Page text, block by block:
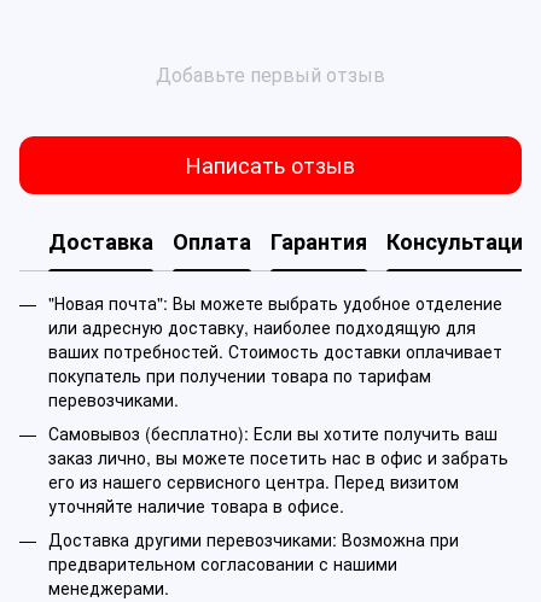
Добавьте первый отзыв
Написать отзыв
Доставка Оплата Гарантия Консультация
"Новая почта": Вы можете выбрать удобное отделение
или адресную доставку, наиболее подходящую для
ваших потребностей. Стоимость доставки оплачивает
покупатель при получении товара по тарифам
перевозчиками.
Самовывоз (бесплатно): Если вы хотите получить ваш
заказ лично, вы можете посетить нас в офис и забрать
его из нашего сервисного центра. Перед визитом
уточняйте наличие товара в офисе.
Доставка другими перевозчиками: Возможна при
предварительном согласовании с нашими
менеджерами.